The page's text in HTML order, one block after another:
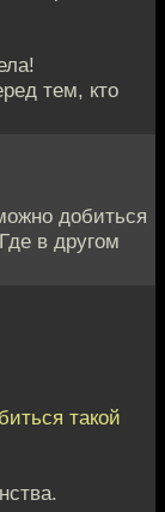
тем, кто
добиться
в другом
такой